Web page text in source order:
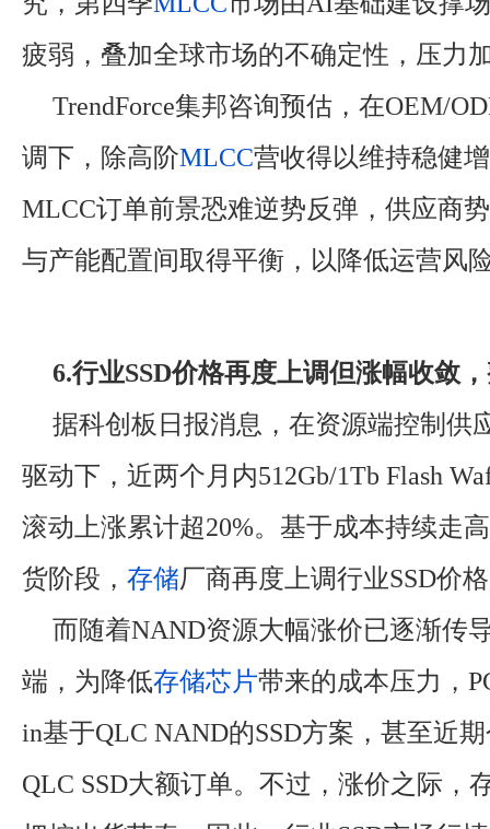
疲弱，叠加全球市场的不确定性，压力
TrendForce集邦咨询预估，在OEM/
调下，除高阶MLCC营收得以维持稳健
MLCC订单前景恐难逆势反弹，供应商
与产能配置间取得平衡，以降低运营风
6.行业SSD价格再度上调但涨幅收敛
据科创板日报消息，在资源端控制供
驱动下，近两个月内512Gb/1Tb Flash
滚动上涨累计超20%。基于成本持续走
货阶段， 存储厂商再度上调行业SSD价
而随着NAND资源大幅涨价已逐渐传
端，为降低存储芯片带来的成本压力，
in基于QLC NAND的SSD方案，甚至近
QLC SSD大额订单。不过，涨价之际，